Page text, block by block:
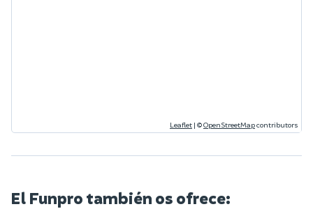
Leaflet | ©OpenStreetMapcontributors
El Funpro también os ofrece: